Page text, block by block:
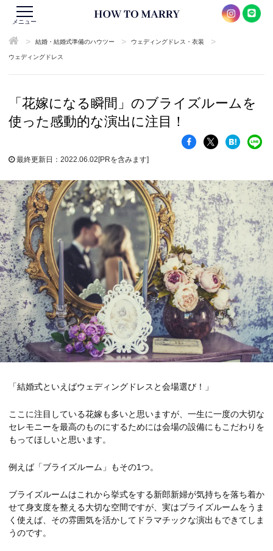
メニュー
> 結婚・結婚式準備のハウツー > ウェディングドレス・衣装 >
ウェディングドレス
「花嫁になる瞬間」のブライズルームを
使った感動的な演出に注目！
最終更新日：2022.06.02[PRを含みます]
「結婚式といえばウェディングドレスと会場選び！」
ここに注目している花嫁も多いと思いますが、一生に一度の大切な
セレモニーを最高のものにするためには会場の設備にもこだわりを
もってほしいと思います。
例えば「ブライズルーム」もその1つ。
ブライズルームはこれから挙式をする新郎新婦が気持ちを落ち着か
せて身支度を整える大切な空間ですが、実はブライズルームをうま
く使えば、その雰囲気を活かしてドラマチックな演出もできてしま
うのです。